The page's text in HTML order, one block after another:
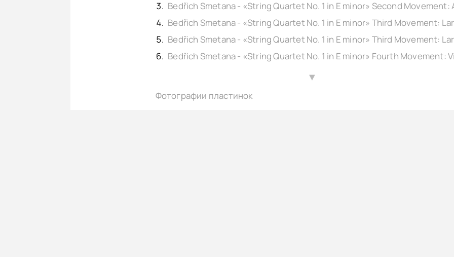
▲
Фотографии пластинок